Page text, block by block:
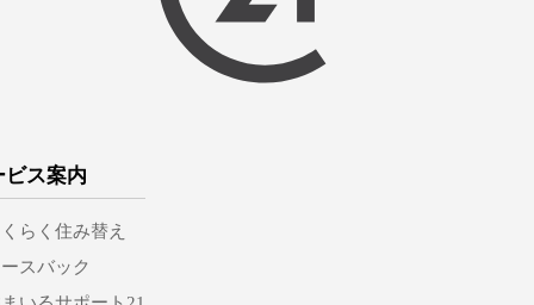
ビス案内
らく住み替え
ースバック